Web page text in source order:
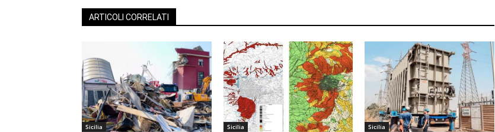
ARTICOLI CORRELATI
Sicilia Sicilia Sicilia